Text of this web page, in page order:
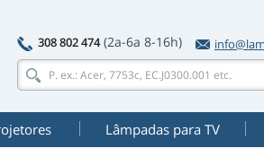
308 802 474 (2a-6a 8-16h)
Lâmpadas para TV